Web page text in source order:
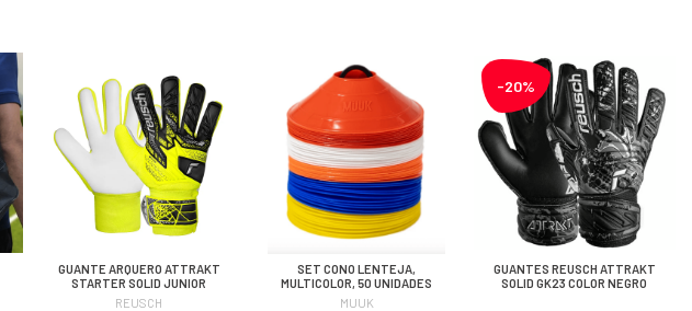
GUANTE ARQUERO ATTRAKT
STARTER SOLID JUNIOR
REUSCH
SET CONO LENTEJA,
MULTICOLOR, 50 UNIDADES
MUUK
-20%
GUANTES REUSCH ATTRAKT
SOLID GK23 COLOR NEGRO